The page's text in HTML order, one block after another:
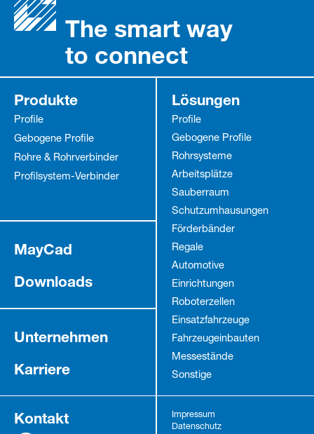
The smart way
to connect
Produkte
Profile
Gebogene Profile
Rohre & Rohrverbinder
Profilsystem-Verbinder
Lösungen
Profile
Gebogene Profile
Rohrsysteme
Arbeitsplätze
Sauberraum
Schutz­umhausungen
Förderbänder
Regale
Automotive
Einrichtungen
Roboterzellen
Einsatzfahrzeuge
Fahrzeug­einbauten
Messestände
Sonstige
MayCad
Downloads
Unternehmen
Karriere
Kontakt
Impressum
Datenschutz